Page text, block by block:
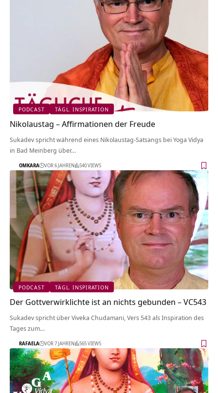
PODCAST TÄGL. INSPIRATION
Nikolaustag – Affirmationen der Freude
Sukadev spricht während eines Nikolaustag-Satsangs bei Yoga Vidya
in Bad Meinberg über…
OMKARA VOR 6 JAHREN 540 VIEWS
PODCAST TÄGL. INSPIRATION
Der Gottverwirklichte ist an nichts gebunden – VC543
Sukadev spricht über Viveka Chudamani, Vers 543 als Inspiration des
Tages zum…
RAFAELA VOR 7 JAHREN 565 VIEWS